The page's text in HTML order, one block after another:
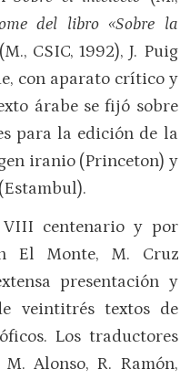
del libro «Sobre la
(M., CSIC, 1992), J. Puig
con aparato crítico y
árabe se fijó sobre
para la edición de la
iranio (Princeton) y
centenario y por
El Monte, M. Cruz
presentación y
veintitrés textos de
Los traductores
Alonso, R. Ramón,